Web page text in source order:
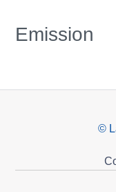
Emission
©